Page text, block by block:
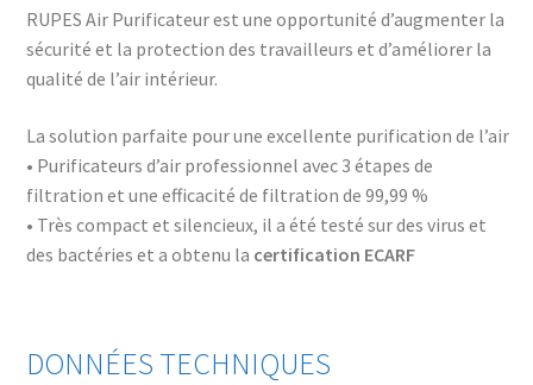
RUPES Air Purificateur est une opportunité d’augmenter la
sécurité et la protection des travailleurs et d’améliorer la
qualité de l’air intérieur.
La solution parfaite pour une excellente purification de l’air
• Purificateurs d’air professionnel avec 3 étapes de
filtration et une efficacité de filtration de 99,99 %
• Très compact et silencieux, il a été testé sur des virus et
des bactéries et a obtenu la certification ECARF
DONNÉES TECHNIQUES